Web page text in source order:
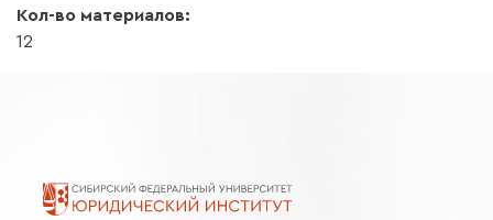
Кол-во материалов:
12